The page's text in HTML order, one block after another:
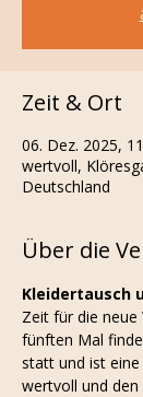
Zeit & Ort
06. Dez. 2025,
wertvoll,
Deutschland
Über die
Kleidertausch
Zeit für die
fünften Mal
statt und ist
wertvoll und den